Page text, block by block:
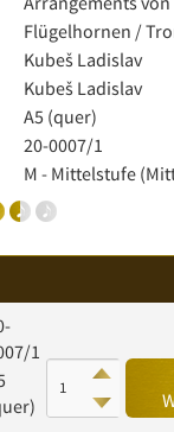
Flügelhornen /
Kubeš Ladislav
Kubeš Ladislav
A5 (quer)
20-0007/1
M - Mittelstufe
1